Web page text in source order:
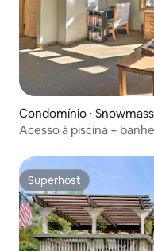
Condomínio ⋅
Acesso à piscina +
Superhost
Superhost